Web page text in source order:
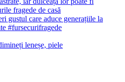
leneșe, piele